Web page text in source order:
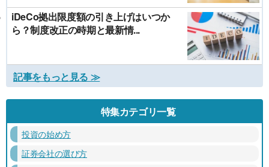
iDeCo拠出限度額の引き上げはいつか
ら？制度改正の時期と最新情...
記事をもっと見る ≫
特集カテゴリ一覧
投資の始め方
証券会社の選び方